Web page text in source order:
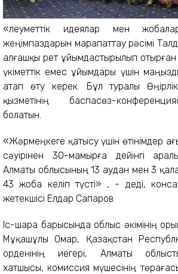
«Әлеуметтік идеялар мен
жеңімпаздарын марапаттау рәсімі
алғашқы рет ұйымдастырылып
үкіметтік емес ұйымдары үшін
атап өту керек. Бұл туралы
қызметінің баспасөз-
болатын.
«Жәрмеңкеге қатысу үшін өтінімдер
сәуірінен 30-мамырға дейінгі
Алматы облысының 13 аудан мен 3
43 жоба келіп түсті» , - деді,
жетекшісі Елдар Сапаров.
Іс-шара барысында облыс әкімінің
Мұқашұлы Омар, Қазақстан
орденінің иегері, Алматы
хатшысы, комиссия мүшесінің